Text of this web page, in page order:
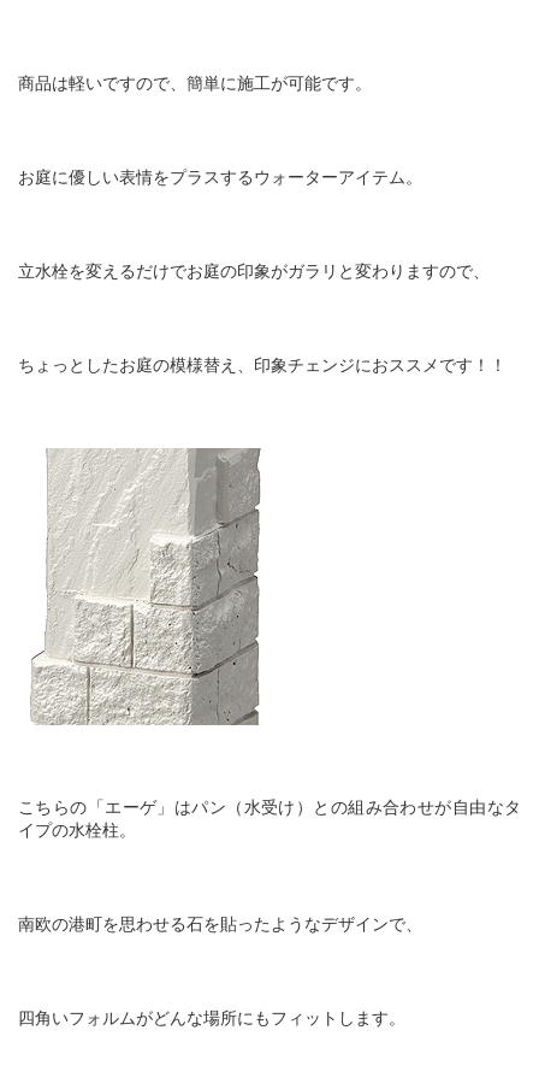
商品は軽いですので、簡単に施工が可能です。
お庭に優しい表情をプラスするウォーターアイテム。
立水栓を変えるだけでお庭の印象がガラリと変わりますので、
ちょっとしたお庭の模様替え、印象チェンジにおススメです！！
こちらの「エーゲ」はパン（水受け）との組み合わせが自由なタ
イプの水栓柱。
南欧の港町を思わせる石を貼ったようなデザインで、
四角いフォルムがどんな場所にもフィットします。